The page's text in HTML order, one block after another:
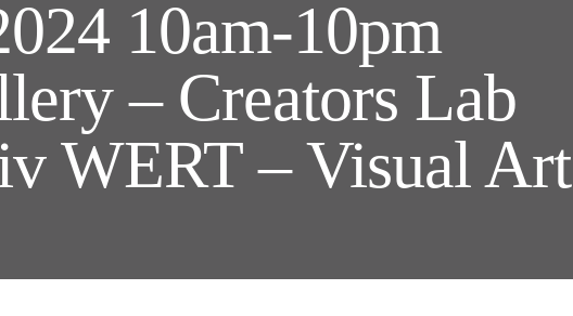
10am-10pm
– Creators Lab
WERT – Visual Art